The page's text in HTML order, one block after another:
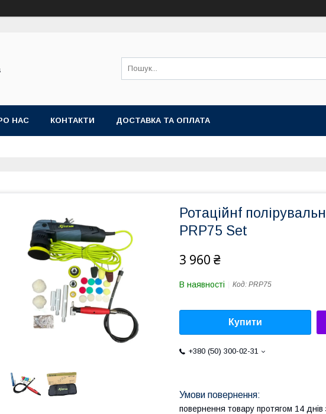
НАС КОНТАКТИ ДОСТАВКА ТА ОПЛАТА
Ротаційнf
PRP75 Set
3 960 ₴
В наявності Код: PRP75
Купити
+380 (50) 300-02-31
повернення товару протягом 14 днів